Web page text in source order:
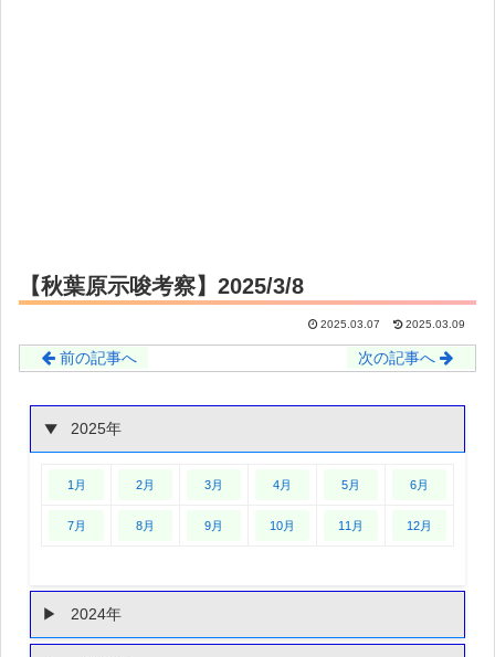
【秋葉原示唆考察】2025/3/8
2025.03.07 2025.03.09
前の記事へ 次の記事へ
2025年
1月 2月 3月 4月 5月 6月
7月 8月 9月 10月 11月 12月
2024年